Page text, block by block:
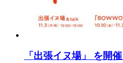
「出張イヌ場」 を開催